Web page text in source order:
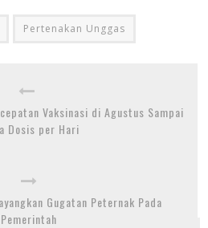
Pertenakan Unggas
Vaksinasi di Agustus Sampai
Dosis per Hari
Gugatan Peternak Pada
Pemerintah